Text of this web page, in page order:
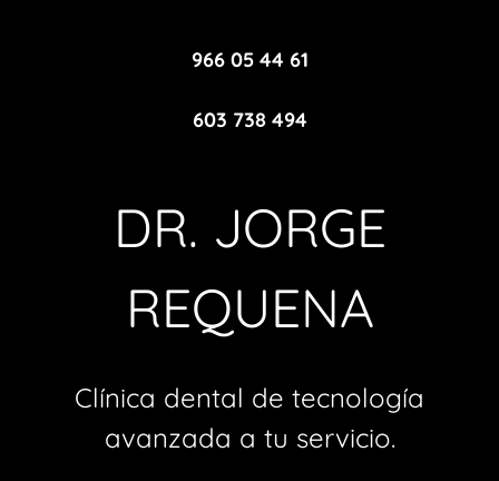
966 05 44 61
603 738 494
DR. JORGE
REQUENA
Clínica dental de tecnología
avanzada a tu servicio.